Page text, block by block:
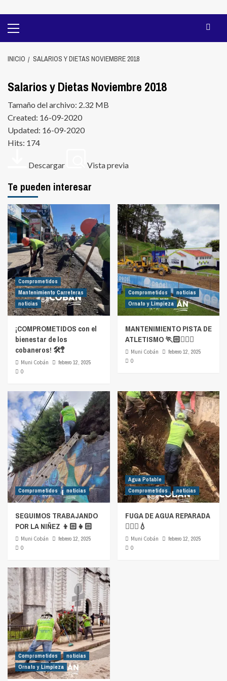
principal
INICIO SALARIOS Y DIETAS NOVIEMBRE 2018
Salarios y Dietas Noviembre 2018
Tamaño del archivo: 2.32 MB
Created: 16-09-2020
Updated: 16-09-2020
Hits: 174
Descargar Vista previa
Te pueden interesar
Comprometidos
Mantenimiento Carreteras
noticias
¡COMPROMETIDOS con el
bienestar de los
cobaneros! 🛠️🚏
Muni Cobán
febrero 12, 2025
0
Comprometidos
noticias
Ornato y Limpieza
MANTENIMIENTO PISTA DE
ATLETISMO 🏃🏻🏃🏻‍♀️
Muni Cobán
febrero 12, 2025
0
Comprometidos noticias
SEGUIMOS TRABAJANDO
POR LA NIÑEZ 👦🏻👧🏻
Muni Cobán
febrero 12, 2025
0
Agua Potable
Comprometidos
noticias
FUGA DE AGUA REPARADA
👷🏻‍♂️💧
Muni Cobán
febrero 12, 2025
0
Comprometidos
noticias
Ornato y Limpieza